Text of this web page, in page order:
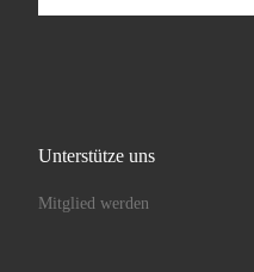
Unterstütze uns
Mitglied werden